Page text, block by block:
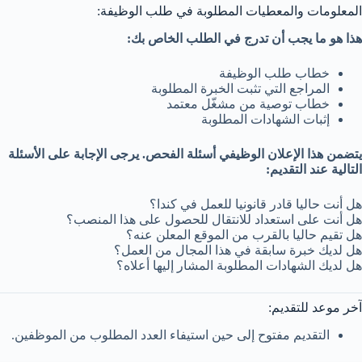
المعلومات والمعطيات المطلوبة في طلب الوظيفة:
هذا هو ما يجب أن تدرج في الطلب الخاص بك:
خطاب طلب الوظيفة
المراجع التي تثبت الخبرة المطلوبة
خطاب توصية من مشغّل معتمد
إثبات الشهادات المطلوبة
يتضمن هذا الإعلان الوظيفي أسئلة الفحص. يرجى الإجابة على الأسئلة
التالية عند التقديم:
هل أنت حاليا قادر قانونيا للعمل في كندا؟
هل أنت على استعداد للانتقال للحصول على هذا المنصب؟
هل تقيم حاليا بالقرب من الموقع المعلن عنه؟
هل لديك خبرة سابقة في هذا المجال من العمل؟
هل لديك الشهادات المطلوبة المشار إليها أعلاه؟
آخر موعد للتقديم:
التقديم مفتوح إلى حين استيفاء العدد المطلوب من الموظفين.